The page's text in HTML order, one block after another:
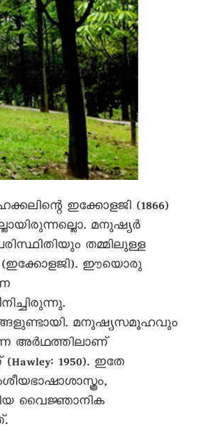
ഇക്കോളജി (1866)
മനുഷ്യർ
തമ്മിലുള്ള
(ഇക്കോളജി). ഈയൊരു
മനുഷ്യസമൂഹവും
അർഥത്തിലാണ്
1950). ഇതേ
വൈജ്ഞാനിക